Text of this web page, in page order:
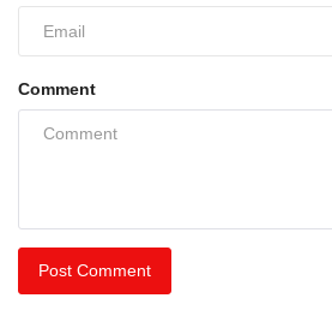
Comment
Post Comment